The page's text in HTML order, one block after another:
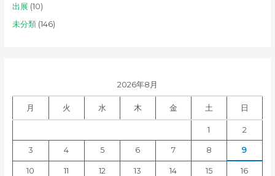
ル
ー
出展 (10)
未分類(146)
2026年8月
月 火 水 木 金 土 日
1 2
3 4 5 6 7 8 9
10 11 12 13 14 15 16